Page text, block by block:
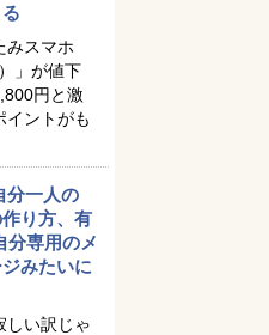
みスマホ
」が値下
円と激
イントがも
分一人の
作り方、有
分専用のメ
みたいに
しい訳じゃ